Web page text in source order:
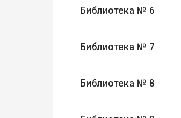
Библиотека № 6
Библиотека № 7
Библиотека № 8